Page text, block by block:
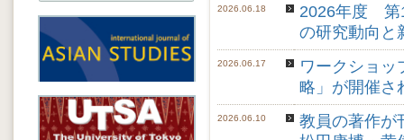
2026.06.18
2026年度 第
の研究動向と
2026.06.17
ワークショッ
略」が開催さ
2026.06.10
教員の著作が